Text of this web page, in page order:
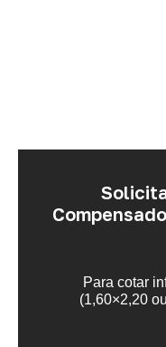
Para cotar
(1,60×2,20